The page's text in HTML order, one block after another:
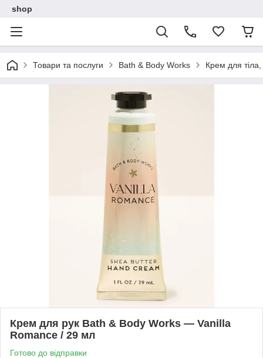
shop
Товари та послуги Bath & Body Works Крем для
Крем для рук Bath & Body Works — Vanilla
Romance / 29 мл
Готово до відправки